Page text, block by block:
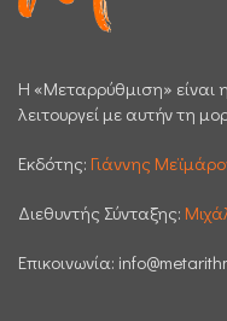
H «Μεταρρύθμιση» είναι
λειτουργεί με αυτήν τη
Εκδότης: Γιάννης
Διεθυντής Σύνταξης:
Επικοινωνία: